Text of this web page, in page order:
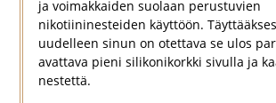
ja voimakkaiden suolaan perustuvien
nikotiininesteiden käyttöön.
uudelleen sinun on otettava se ulos
avattava pieni silikonikorkki sivulla ja
nestettä.